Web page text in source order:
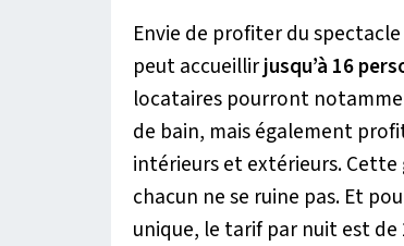
Envie de profiter du
peut accueillirjusqu’à 16
locataires pourront
de bain, mais également
intérieurs et extérieurs.
chacun ne se ruine pas. Et
unique, le tarif par nuit est de